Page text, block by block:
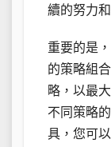
續的努力
重要的是
的策略組
略，以最
不同策略
具，您可